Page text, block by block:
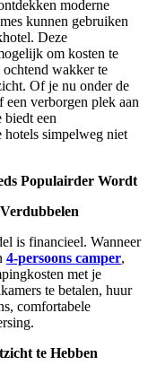
moderne
kunnen gebruiken
Deze
om kosten te
ochtend wakker te
Of je nu onder de
een verborgen plek aan
biedt een
hotels simpelweg niet
Populairder Wordt
is financieel. Wanneer
4-persoons camper,
met je
te betalen, huur
comfortabele
te Hebben